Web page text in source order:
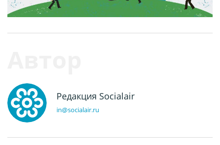
Редакция Socialair
in@socialair.ru